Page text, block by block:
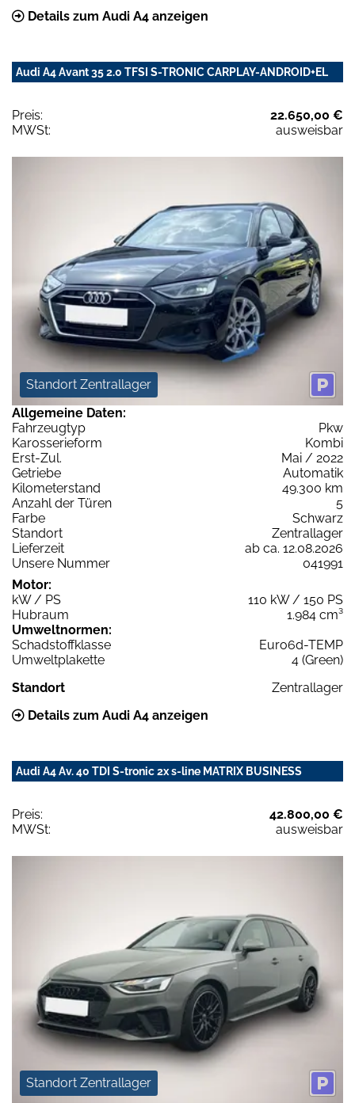
Details zum Audi A4 anzeigen
Audi A4 Avant 35 2.0 TFSI S-TRONIC CARPLAY-ANDROID+EL
Preis:
22.650,00 €
MWSt:
ausweisbar
Standort Zentrallager
Allgemeine Daten:
Fahrzeugtyp
Pkw
Karosserieform
Kombi
Erst-Zul.
Mai / 2022
Getriebe
Automatik
Kilometerstand
49.300 km
Anzahl der Türen
5
Farbe
Schwarz
Standort
Zentrallager
Lieferzeit
ab ca. 12.08.2026
Unsere Nummer
041991
Motor:
kW / PS
110 kW / 150 PS
Hubraum
1.984 cm³
Umweltnormen:
Schadstoffklasse
Euro6d-TEMP
Umweltplakette
4 (Green)
Standort
Zentrallager
Details zum Audi A4 anzeigen
Audi A4 Av. 40 TDI S-tronic 2x s-line MATRIX BUSINESS
Preis:
42.800,00 €
MWSt:
ausweisbar
Standort Zentrallager